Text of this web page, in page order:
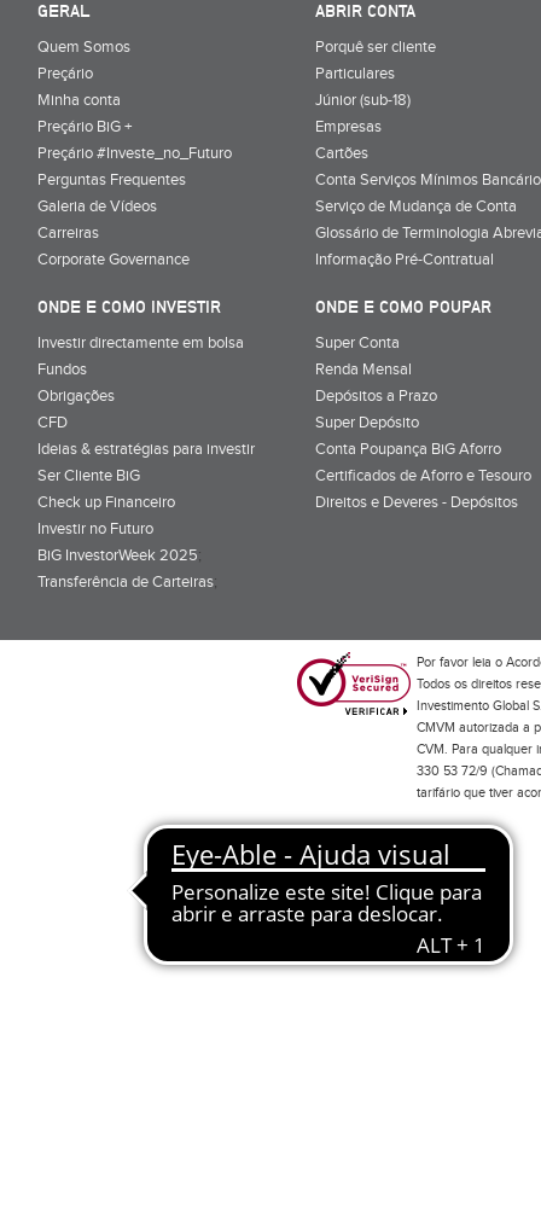
GERAL
Quem Somos
Preçário
Minha conta
Preçário BiG +
Preçário #Investe_no_Futuro
Perguntas Frequentes
Galeria de Vídeos
Carreiras
Corporate Governance
ABRIR CONTA
Porquê ser cliente
Particulares
Júnior (sub-18)
Empresas
Cartões
Conta Serviços Mínimos
Serviço de Mudança de Conta
Glossário de Terminologia
Informação Pré-Contratual
ONDE E COMO INVESTIR
Investir directamente em bolsa
Fundos
Obrigações
CFD
Ideias & estratégias para investir
Ser Cliente BiG
Check up Financeiro
Investir no Futuro
BiG InvestorWeek 2025;
Transferência de Carteiras;
ONDE E COMO POUPAR
Super Conta
Renda Mensal
Depósitos a Prazo
Super Depósito
Conta Poupança BiG Aforro
Certificados de Aforro e Tesouro
Direitos e Deveres - Depósitos
Por favor leia o
Todos os direitos
Investimento Global
CMVM autorizada a
CVM. Para qualquer
330 53 72/9
tarifário que tiver